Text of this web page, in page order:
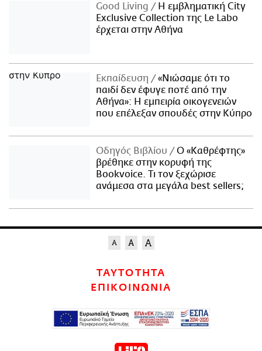
Good Living
Η εμβληματική City
Exclusive Collection της Le Labo
έρχεται στην Αθήνα
Εκπαίδευση
«Νιώσαμε ότι το
παιδί δεν έφυγε ποτέ από την
Αθήνα»: Η εμπειρία οικογενειών
που επέλεξαν σπουδές στην Κύπρο
Οδηγός Βιβλίου
Ο «Καθρέφτης»
βρέθηκε στην κορυφή της
Bookvoice. Τι τον ξεχώρισε
ανάμεσα στα μεγάλα best sellers;
ΤΑΥΤΟΤΗΤΑ
ΕΠΙΚΟΙΝΩΝΙΑ